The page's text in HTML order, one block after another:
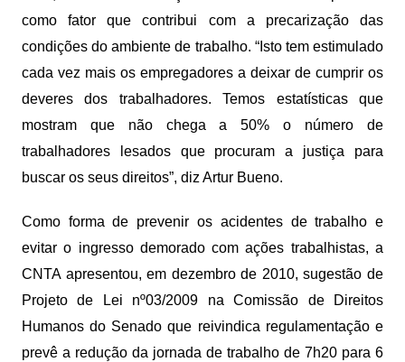
como fator que contribui com a precarização das
condições do ambiente de trabalho. “Isto tem estimulado
cada vez mais os empregadores a deixar de cumprir os
deveres dos trabalhadores. Temos estatísticas que
mostram que não chega a 50% o número de
trabalhadores lesados que procuram a justiça para
buscar os seus direitos”, diz Artur Bueno.
Como forma de prevenir os acidentes de trabalho e
evitar o ingresso demorado com ações trabalhistas, a
CNTA apresentou, em dezembro de 2010, sugestão de
Projeto de Lei nº03/2009 na Comissão de Direitos
Humanos do Senado que reivindica regulamentação e
prevê a redução da jornada de trabalho de 7h20 para 6